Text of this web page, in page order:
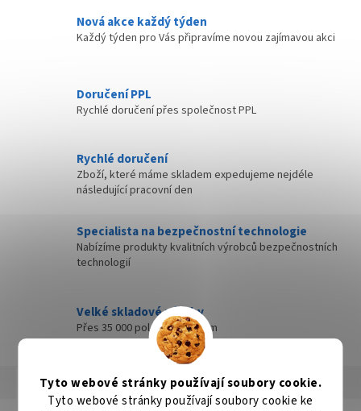
Tyto webové stránky používají soubory cookie.
Tyto webové stránky používají soubory cookie ke
Nová akce každý týden
Každý týden pro Vás připravíme novou zajímavou akci
Doručení PPL
Rychlé doručení přes společnost PPL
Rychlé doručení
Zboží, které máme skladem expedujeme nejdéle
následující pracovní den
Specialista na bezpečnostní technologie
Nabízíme produkty kvalitních výrobců bezpečnostních
technologií
Velké skladové zásoby
Přes 35 000 položek skladem
Popis Hodnocení Diskuze